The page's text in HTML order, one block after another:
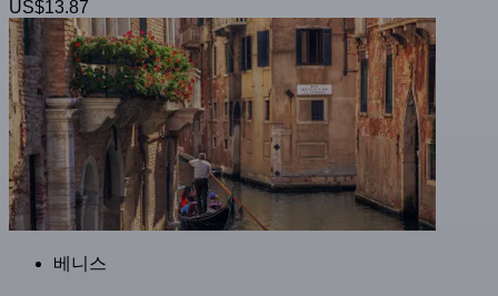
US$13.87
베니스